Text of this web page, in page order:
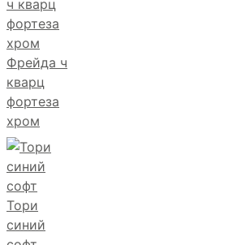
Фрейда ч
кварц
фортеза
хром
Тори
синий